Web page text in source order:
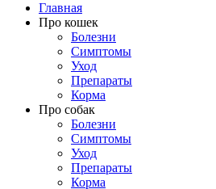
Главная
Про кошек
Болезни
Симптомы
Уход
Препараты
Корма
Про собак
Болезни
Симптомы
Уход
Препараты
Корма